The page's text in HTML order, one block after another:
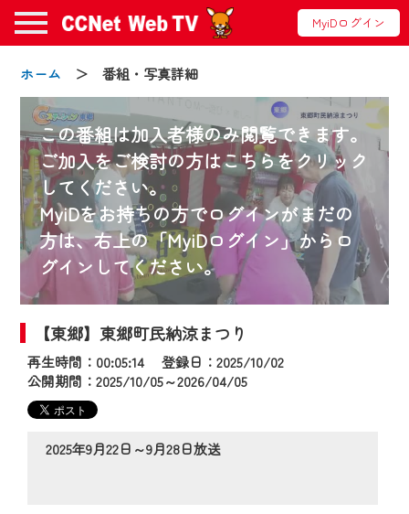
MyiDログイン
ホーム ＞ 番組・写真詳細
この番組は加入者様のみ閲覧できます。
ご加入をご検討の方はこちらをクリック
してください。
MyiDをお持ちの方でログインがまだの
方は、右上の「MyiDログイン」からロ
グインしてください。
【東郷】東郷町民納涼まつり
再生時間：00:05:14 登録日：2025/10/02
公開期間：2025/10/05～2026/04/05
2025年9月22日～9月28日放送
お知らせ
2024/09/02
動画配信サービス『CCNet Web TV』は2024
年9月24日からリニューアルします！
【変更点】
◆デザイン変更により、お住まいの地域
の動画コンテンツが一目瞭然。
◆当社アプリやＰＣブラウザから、いつ
でも・どこでも・外出先でも！